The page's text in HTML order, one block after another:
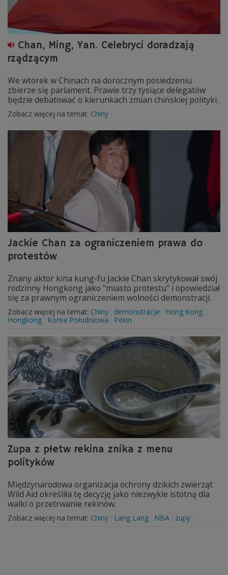
Chan, Ming, Yan. Celebryci doradzają
rządzącym
We wtorek w Chinach na dorocznym posiedzeniu
zbierze się parlament. Prawie trzy tysiące delegatów
będzie debatować o kierunkach zmian chińskiej polityki.
Zobacz więcej na temat: Chiny
Jackie Chan za ograniczeniem prawa do
protestów
Znany aktor kina kung-fu Jackie Chan skrytykował swój
rodzinny Hongkong jako "miasto protestu" i opowiedział
się za prawnym ograniczeniem wolności demonstracji.
Zobacz więcej na temat: Chiny demonstracje
Hong Kong
Hongkong
Korea Południowa Pekin
Zupa z płetw rekina znika z menu
polityków
Międzynarodowa organizacja ochrony dzikich zwierząt
Wild Aid określiła tę decyzję jako niezwykle istotną dla
walki o przetrwanie rekinów.
Zobacz więcej na temat: Chiny Lang Lang NBA zupy